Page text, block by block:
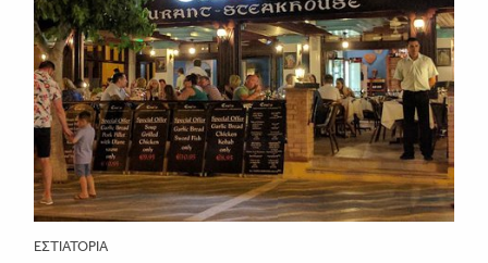
ΕΣΤΙΑΤΌΡΙΑ